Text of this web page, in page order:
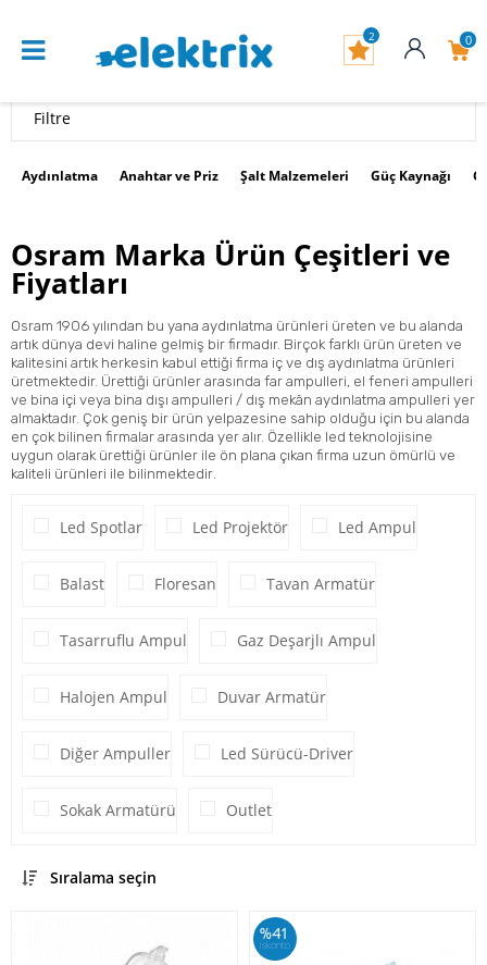
0
2
Filtre
Aydınlatma Anahtar ve Priz Şalt Malzemeleri Güç Kaynağı
Osram Marka Ürün Çeşitleri ve
Fiyatları
Osram 1906 yılından bu yana aydınlatma ürünleri üreten ve bu alanda
artık dünya devi haline gelmiş bir firmadır. Birçok farklı ürün üreten ve
kalitesini artık herkesin kabul ettiği firma iç ve dış aydınlatma ürünleri
üretmektedir. Ürettiği ürünler arasında far ampulleri, el feneri ampulleri
ve bina içi veya bina dışı ampulleri / dış mekân aydınlatma ampulleri yer
almaktadır. Çok geniş bir ürün yelpazesine sahip olduğu için bu alanda
en çok bilinen firmalar arasında yer alır. Özellikle led teknolojisine
uygun olarak ürettiği ürünler ile ön plana çıkan firma uzun ömürlü ve
kaliteli ürünleri ile bilinmektedir
Led Spotlar Led Projektör Led Ampul
Balast Floresan Tavan Armatür
Tasarruflu Ampul Gaz Deşarjlı Ampul
Halojen Ampul Duvar Armatür
Diğer Ampuller Led Sürücü-Driver
Sokak Armatürü Outlet
Sıralama seçin
%41
iskonto